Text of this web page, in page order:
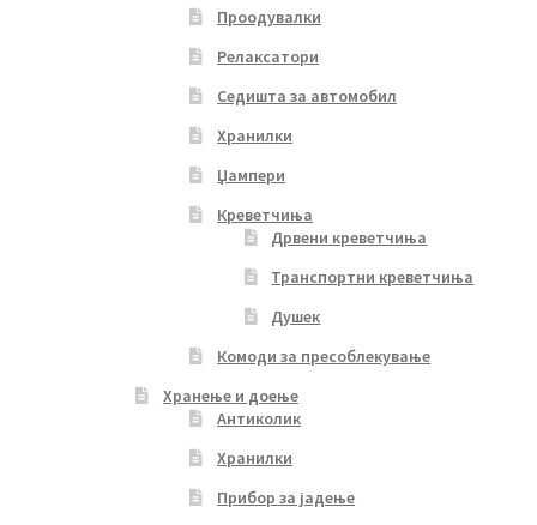
Проодувалки
Релаксатори
Седишта за автомобил
Хранилки
Џампери
Креветчиња
Дрвени креветчиња
Транспортни креветчиња
Душек
Комоди за пресоблекување
Хранење и доење
Антиколик
Хранилки
Прибор за јадење